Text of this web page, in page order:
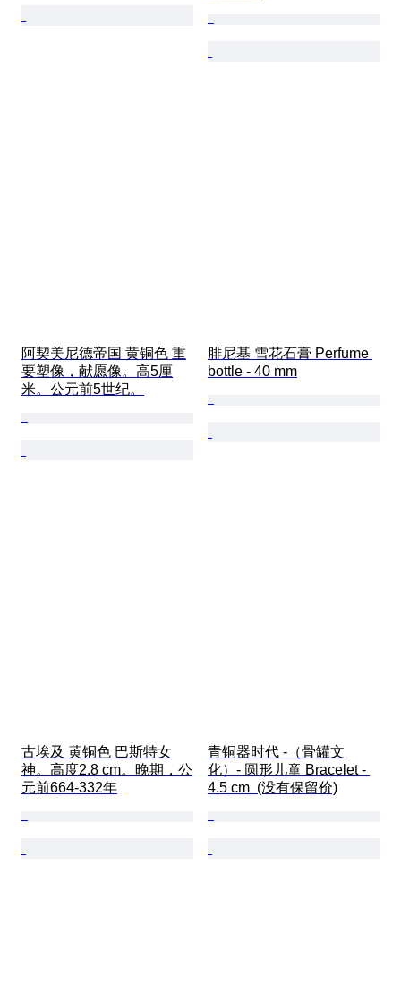
阿契美尼德帝国 黄铜色 重
要塑像，献愿像。高5厘
米。公元前5世纪。
腓尼基 雪花石膏 Perfume
bottle - 40 mm
古埃及 黄铜色 巴斯特女
神。高度2.8 cm。晚期，公
元前664-332年
青铜器时代 -（骨罐文
化）- 圆形儿童 Bracelet -
4.5 cm  (没有保留价)